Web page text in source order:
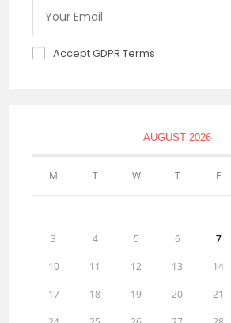
Accept GDPR Terms
AUGUST 2026
M T W T F
3 4 5 6 7
10 11 12 13 14
17 18 19 20 21